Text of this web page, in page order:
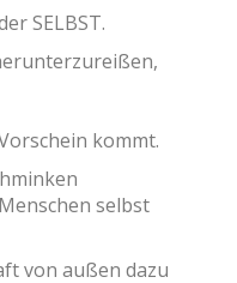
SELBST.
kommt.
selbst
von außen dazu